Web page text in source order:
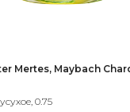
Mertes, Maybach
0.75